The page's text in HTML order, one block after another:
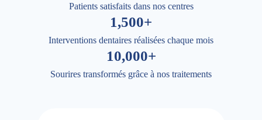
Patients satisfaits dans nos centres
1,500+
Interventions dentaires réalisées chaque mois
10,000+
Sourires transformés grâce à nos traitements